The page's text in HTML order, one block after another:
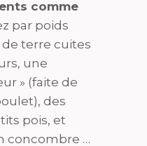
comme
par poids
terre cuites
une
» (faite de
des
pois, et
concombre …